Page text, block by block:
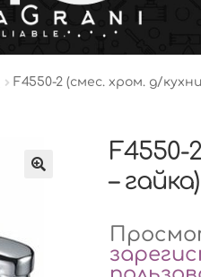
F4550-2 (смес. хром. д/
F4550-
– гайка)